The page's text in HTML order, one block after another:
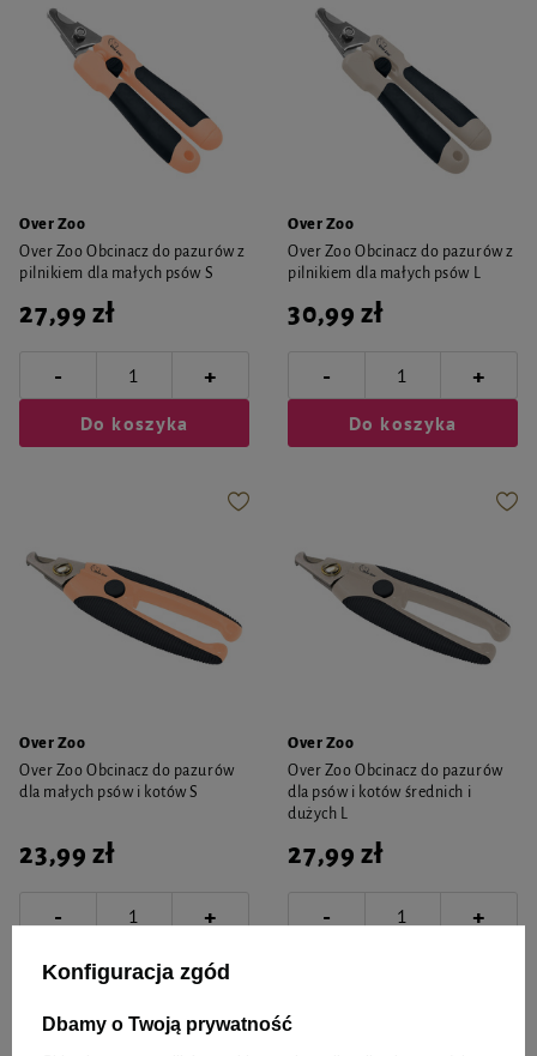
Over Zoo
Over Zoo Obcinacz do pazurów z
pilnikiem dla małych psów S
27,99 zł
- +
Do koszyka
Over Zoo
Over Zoo Obcinacz do pazurów z
pilnikiem dla małych psów L
30,99 zł
- +
Do koszyka
Over Zoo
Over Zoo Obcinacz do pazurów
dla małych psów i kotów S
23,99 zł
- +
Do koszyka
Over Zoo
Over Zoo Obcinacz do pazurów
dla psów i kotów średnich i
dużych L
27,99 zł
- +
Konfiguracja zgód
Dbamy o Twoją prywatność